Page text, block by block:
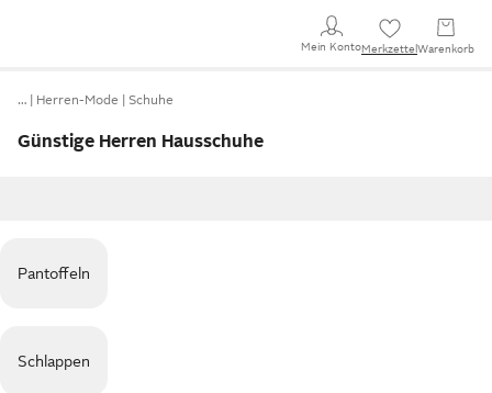
Mein KontoMerkzettel Warenkorb
… Herren-Mode Schuhe
Günstige Herren Hausschuhe
Pantoffeln
Schlappen